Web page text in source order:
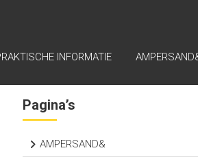
INFORMATIE
Pagina’s
AMPERSAND&